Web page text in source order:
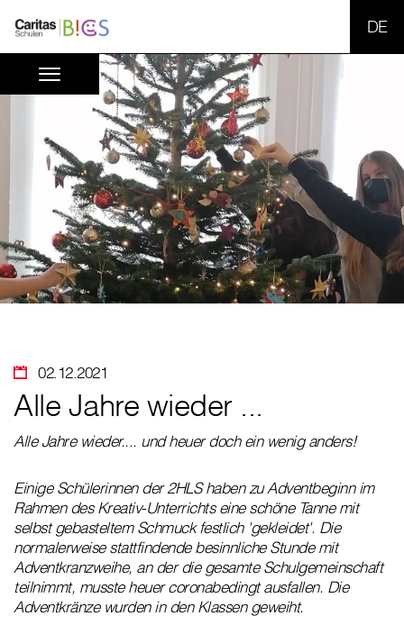
02.12.2021
Alle Jahre wieder ...
Alle Jahre wieder.... und heuer doch ein wenig anders!
Einige Schülerinnen der 2HLS haben zu Adventbeginn im
Rahmen des Kreativ-Unterrichts eine schöne Tanne mit
selbst gebasteltem Schmuck festlich 'gekleidet'. Die
normalerweise stattfindende besinnliche Stunde mit
Adventkranzweihe, an der die gesamte Schulgemeinschaft
teilnimmt, musste heuer coronabedingt ausfallen. Die
Adventkränze wurden in den Klassen geweiht.